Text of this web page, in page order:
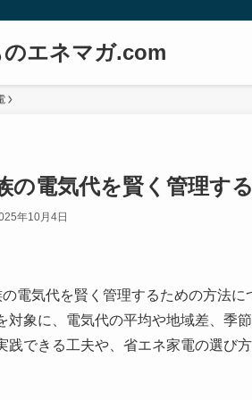
のエネマガ.com
の電気代を賢く管理す
年10月4日
電気代を賢く管理するための方法
対象に、電気代の平均や地域差、季
践できる工夫や、省エネ家電の選び